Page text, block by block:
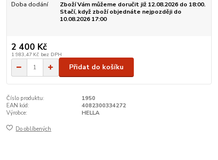
Doba dodání
Zboží Vám můžeme doručit již 12.08.2026 do 18:00.
Stačí, když zboží objednáte nejpozději do
10.08.2026 17:00
2 400 Kč
1 983,47 Kč bez DPH
Přidat do košíku
Číslo produktu:
1950
EAN kód:
4082300334272
Výrobce:
HELLA
Do oblíbených